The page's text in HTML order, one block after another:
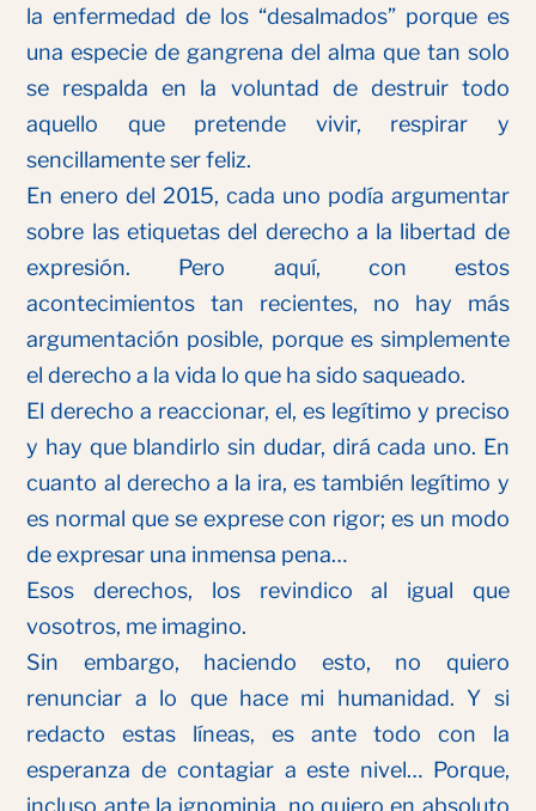
la enfermedad de los “desalmados” porque es
una especie de gangrena del alma que tan solo
se respalda en la voluntad de destruir todo
aquello que pretende vivir, respirar y
sencillamente ser feliz.
En enero del 2015, cada uno podía argumentar
sobre las etiquetas del derecho a la libertad de
expresión. Pero aquí, con estos
acontecimientos tan recientes, no hay más
argumentación posible, porque es simplemente
el derecho a la vida lo que ha sido saqueado.
El derecho a reaccionar, el, es legítimo y preciso
y hay que blandirlo sin dudar, dirá cada uno. En
cuanto al derecho a la ira, es también legítimo y
es normal que se exprese con rigor; es un modo
de expresar una inmensa pena…
Esos derechos, los revindico al igual que
vosotros, me imagino.
Sin embargo, haciendo esto, no quiero
renunciar a lo que hace mi humanidad. Y si
redacto estas líneas, es ante todo con la
esperanza de contagiar a este nivel… Porque,
incluso ante la ignominia, no quiero en absoluto